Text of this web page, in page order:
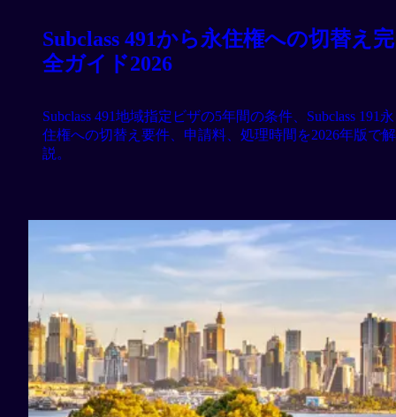
Subclass 491から永住権への切替え完
全ガイド2026
Subclass 491地域指定ビザの5年間の条件、Subclass 191永
住権への切替え要件、申請料、処理時間を2026年版で解
説。